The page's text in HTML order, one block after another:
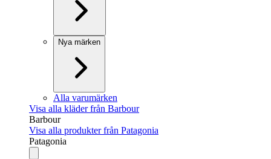
Nya märken
Alla varumärken
Visa alla kläder från Barbour
Barbour
Visa alla produkter från Patagonia
Patagonia